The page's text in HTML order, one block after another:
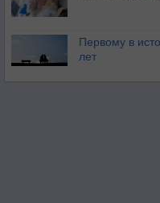
Первому в
лет